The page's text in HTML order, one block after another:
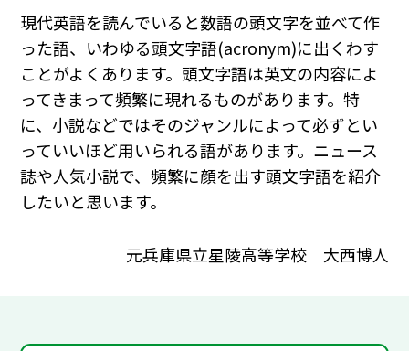
現代英語を読んでいると数語の頭文字を並べて作
った語、いわゆる頭文字語(acronym)に出くわす
ことがよくあります。頭文字語は英文の内容によ
ってきまって頻繁に現れるものがあります。特
に、小説などではそのジャンルによって必ずとい
っていいほど用いられる語があります。ニュース
誌や人気小説で、頻繁に顔を出す頭文字語を紹介
したいと思います。
元兵庫県立星陵高等学校 大西博人